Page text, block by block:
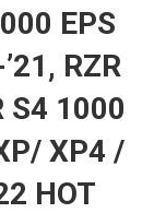
EPS
RZR
S4 1000
XP4 /
HOT